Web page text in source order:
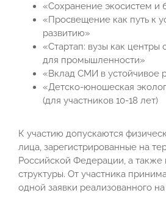
«Сохранение экосистем и
«Просвещение как путь к
развитию»
«Стартап: вузы как центры
для промышленности»
«Вклад СМИ в устойчивое
«Детско-юношеская
(для участников 10-18 лет)
К участию допускаются
лица, зарегистрированные на
Российской Федерации, а также
структуры. От участника
одной заявки реализованного